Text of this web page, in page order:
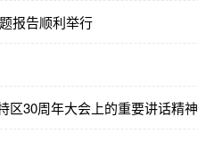
报告顺利举行
区30周年大会上的重要讲话精神